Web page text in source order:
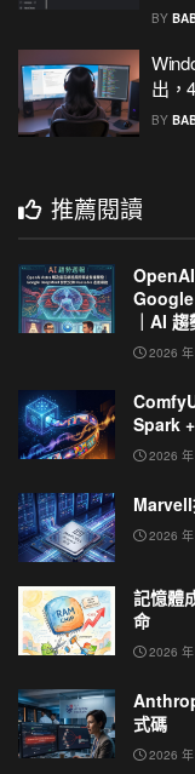
BY
出，
BY
推薦閱讀
｜AI
2026 年
Spark
2026 年
2026 年
記憶體
命
2026 年
式碼
2026 年